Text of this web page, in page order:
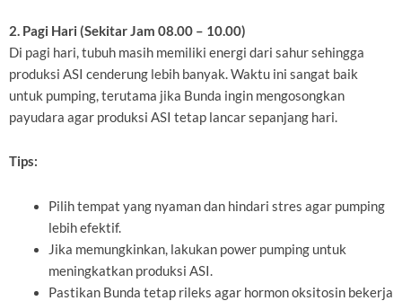
2. Pagi Hari (Sekitar Jam 08.00 – 10.00)
Di pagi hari, tubuh masih memiliki energi dari sahur sehingga
produksi ASI cenderung lebih banyak. Waktu ini sangat baik
untuk pumping, terutama jika Bunda ingin mengosongkan
payudara agar produksi ASI tetap lancar sepanjang hari.
Tips:
Pilih tempat yang nyaman dan hindari stres agar pumping
lebih efektif.
Jika memungkinkan, lakukan power pumping untuk
meningkatkan produksi ASI.
Pastikan Bunda tetap rileks agar hormon oksitosin bekerja